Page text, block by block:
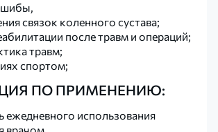
связок коленного сустава;
после травм и операций;
травм;
спортом;
ПО ПРИМЕНЕНИЮ:
ежедневного использования